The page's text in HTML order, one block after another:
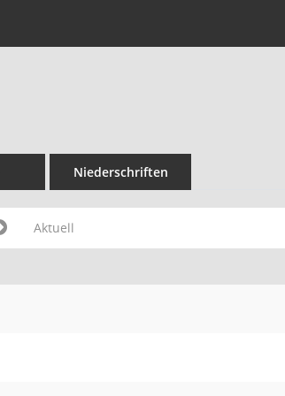
Niederschriften
Aktuell